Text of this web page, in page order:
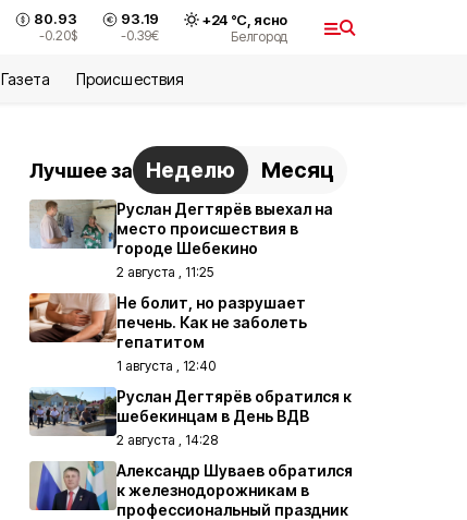
80.93
-0.20$
93.19
-0.39€
+24°С, ясно
Белгород
Газета Происшествия
Лучшее за Неделю Месяц
Руслан Дегтярёв выехал на
место происшествия в
городе Шебекино
2 августа , 11:25
Не болит, но разрушает
печень. Как не заболеть
гепатитом
1 августа , 12:40
Руслан Дегтярёв обратился к
шебекинцам в День ВДВ
2 августа , 14:28
Александр Шуваев обратился
к железнодорожникам в
профессиональный праздник